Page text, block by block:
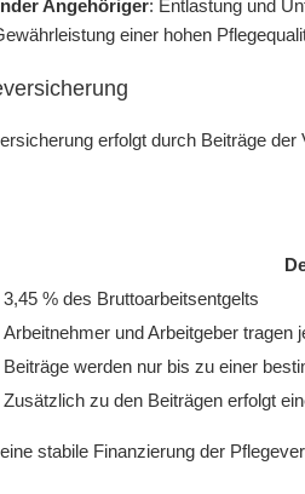
Angehöriger: Entlastung und
einer hohen
erfolgt durch Beiträge
3,45 % des Bruttoarbeitsentgelts
Arbeitnehmer und Arbeitgeber
Beiträge werden nur bis zu einer
Zusätzlich zu den Beiträgen erfolgt
stabile Finanzierung der